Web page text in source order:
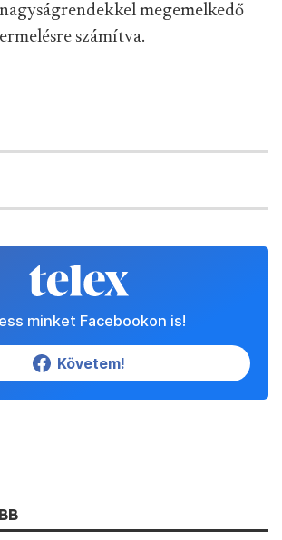
megemelkedő
számítva.
minket Facebookon is!
Követem!